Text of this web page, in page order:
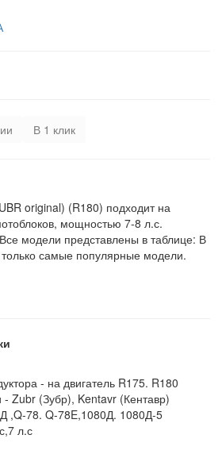
В 1 клик
original) (R180) подходит на
мощностью 7-8 л.с.
модели представлены в таблице: В
самые популярные модели.
- на двигатель R175. R180
- Zubr (Зубр), Kentavr (Кентавр)
,Q-78. Q-78E,1080Д. 1080Д-5
л.с